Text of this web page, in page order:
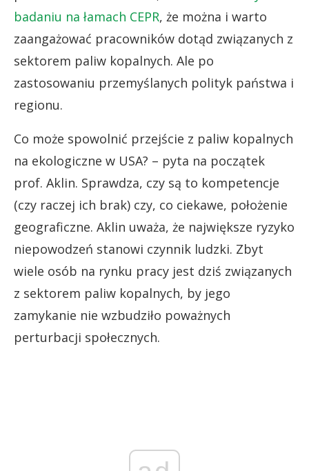
badaniu na łamach CEPR, że można i warto
zaangażować pracowników dotąd związanych z
sektorem paliw kopalnych. Ale po
zastosowaniu przemyślanych polityk państwa i
regionu.
Co może spowolnić przejście z paliw kopalnych
na ekologiczne w USA? – pyta na początek
prof. Aklin. Sprawdza, czy są to kompetencje
(czy raczej ich brak) czy, co ciekawe, położenie
geograficzne. Aklin uważa, że największe ryzyko
niepowodzeń stanowi czynnik ludzki. Zbyt
wiele osób na rynku pracy jest dziś związanych
z sektorem paliw kopalnych, by jego
zamykanie nie wzbudziło poważnych
perturbacji społecznych.